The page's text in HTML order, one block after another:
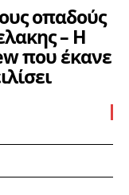
οπαδούς
– Η
που έκανε